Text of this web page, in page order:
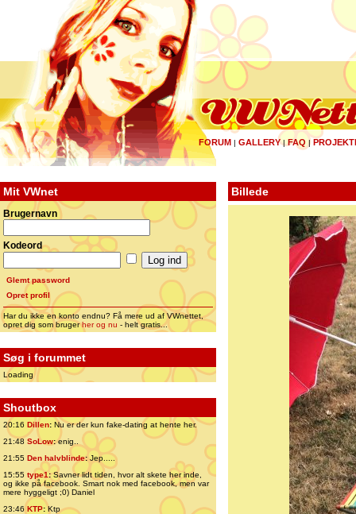
FORUM | GALLERY|FAQ |
Mit VWnet
Brugernavn
Kodeord
Glemt password
Opret profil
Har du ikke en konto endnu? Få mere ud af VWnettet,
opret dig som brugerher og nu - helt gratis...
Søg i forummet
Loading
Shoutbox
20:16 Dillen: Nu er der kun fake-dating at hente her.
21:48 SoLow:enig..
21:55 Den halvblinde:Jep.....
15:55 type1:Savner lidt tiden, hvor alt skete her inde,
og ikke på facebook. Smart nok med facebook, men var
mere hyggeligt ;0) Daniel
23:46 KTP:Ktp
Billede